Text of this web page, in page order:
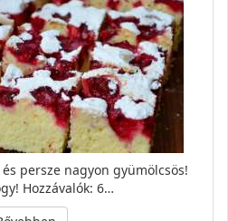
persze nagyon gyümölcsös!
Hozzávalók: 6…